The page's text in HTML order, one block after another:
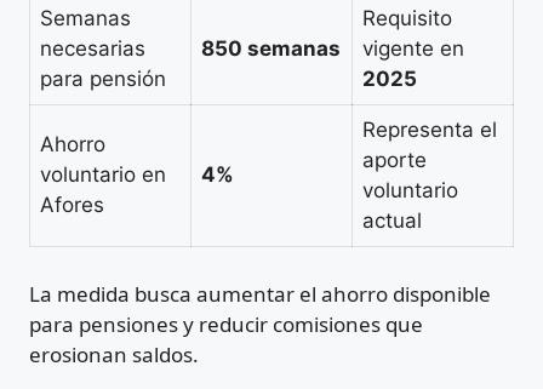
Semanas
necesarias
para pensión
850 semanas
Requisito
vigente en
2025
Ahorro
voluntario en
Afores
4%
Representa el
aporte
voluntario
actual
La medida busca aumentar el ahorro disponible
para pensiones y reducir comisiones que
erosionan saldos.